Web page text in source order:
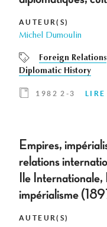
AUTEUR(S)
Michel Dumoulin
Foreign Relations
Diplomatic History
1982 2-3
Empires,
relations
Ile
impérialisme
AUTEUR(S)